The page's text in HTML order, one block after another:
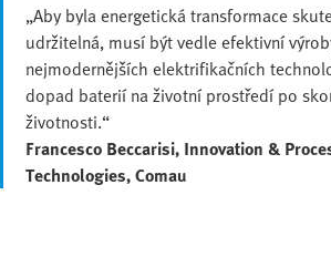
„Aby byla energetická transformace
udržitelná, musí být vedle efektivní
nejmodernějších elektrifikačních
dopad baterií na životní prostředí po
životnosti.“
Francesco Beccarisi, Innovation &
Technologies, Comau